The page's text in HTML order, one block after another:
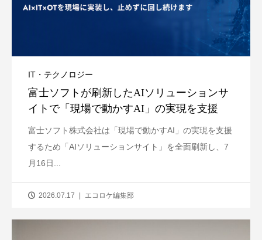
IT・テクノロジー
富士ソフトが刷新したAIソリューションサ
イトで「現場で動かすAI」の実現を支援
富士ソフト株式会社は「現場で動かすAI」の実現を支援
するため「AIソリューションサイト」を全面刷新し、7
月16日...
2026.07.17 エコロケ編集部